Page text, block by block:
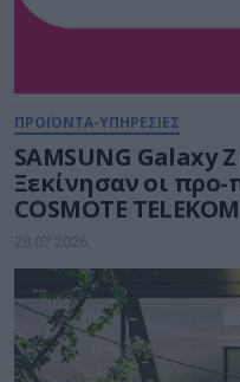
ΠΡΟΪΟΝΤΑ-ΥΠΗΡΕΣΙΕΣ
SAMSUNG Galaxy
Ξεκίνησαν οι προ-
COSMOTE
payzy cashback
28.07.2026